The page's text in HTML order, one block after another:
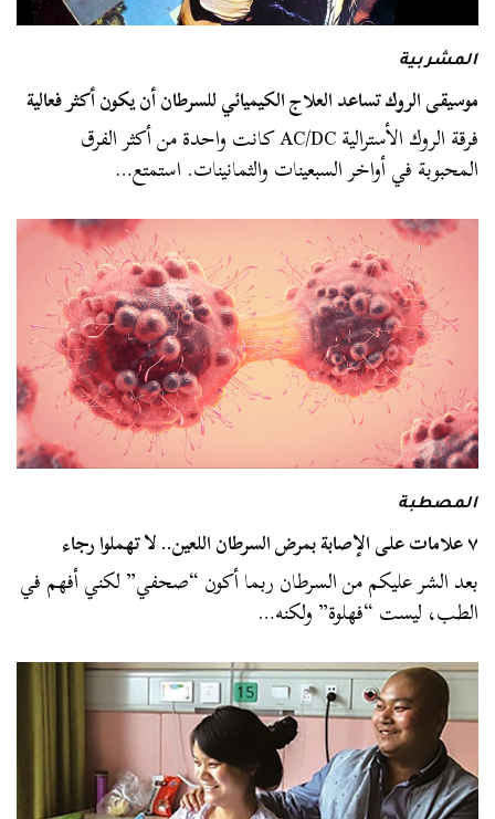
المشربية
موسيقى الروك تساعد العلاج الكيميائي للسرطان أن يكون أكثر فعالية
فرقة الروك الأسترالية AC/DC كانت واحدة من أكثر الفرق
المحبوبة في أواخر السبعينات والثمانينات. استمتع…
المصطبة
٧ علامات على الإصابة بمرض السرطان اللعين.. لا تهملوا رجاء
بعد الشر عليكم من السرطان ربما أكون “صحفي” لكني أفهم في
الطب، ليست “فهلوة” ولكنه…